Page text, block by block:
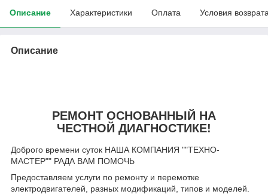
Описание Характеристики Оплата Условия
Описание
РЕМОНТ ОСНОВАННЫЙ НА
ЧЕСТНОЙ ДИАГНОСТИКЕ!
Доброго времени суток НАША КОМПАНИЯ ""ТЕХНО-
МАСТЕР"" РАДА ВАМ ПОМОЧЬ
Предоставляем услуги по ремонту и перемотке
электродвигателей, разных модификаций, типов и моделей.